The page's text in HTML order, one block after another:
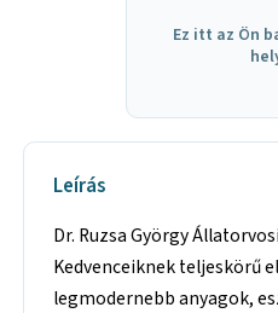
Ez itt az Ön
Leírás
Dr. Ruzsa György
Kedvenceiknek teljeskörű
legmodernebb anyagok,